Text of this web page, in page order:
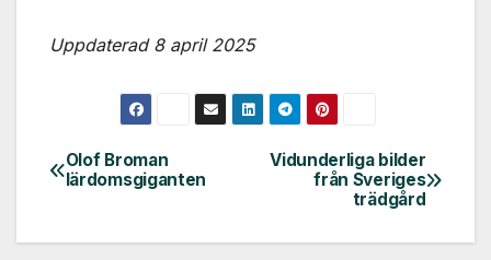
Uppdaterad 8 april 2025
InläggsnavigeringVidunderliga bilder
från Sveriges
trädgård
Olof Broman
lärdomsgiganten